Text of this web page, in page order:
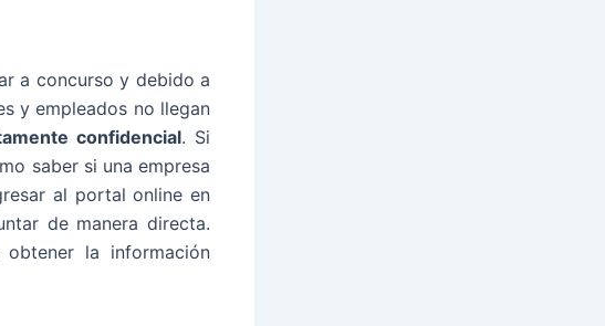
a concurso y debido a
y empleados no llegan
confidencial. Si
saber si una empresa
al portal online en
de manera directa.
la información